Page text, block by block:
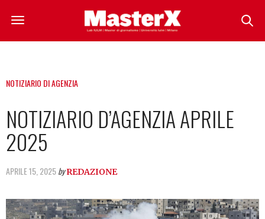
NOTIZIARIO DI AGENZIA
NOTIZIARIO D’AGENZIA APRILE
2025
APRILE 15, 2025by REDAZIONE